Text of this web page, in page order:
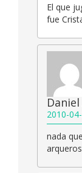
El que
fue
Daniel
2010-
nada
arqueros